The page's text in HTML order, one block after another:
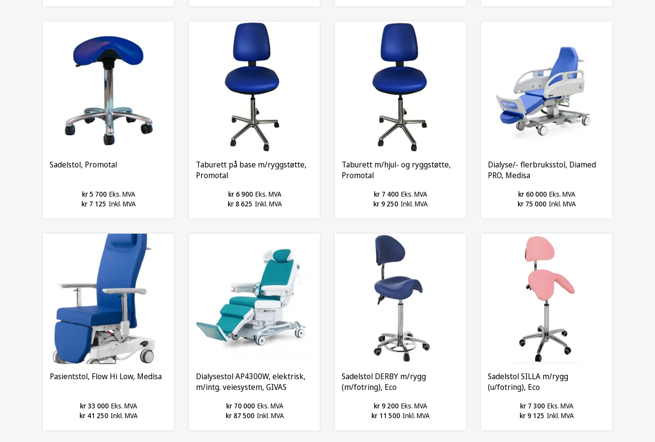
Sadelstol, Promotal
kr 5 700 Eks. MVA
kr 7 125 Inkl. MVA
Taburett på base m/ryggstøtte,
Promotal
kr 6 900 Eks. MVA
kr 8 625 Inkl. MVA
Taburett m/hjul- og ryggstøtte,
Promotal
kr 7 400 Eks. MVA
kr 9 250 Inkl. MVA
Dialyse/- flerbruksstol, Diamed
PRO, Medisa
kr 60 000 Eks. MVA
kr 75 000 Inkl. MVA
Pasientstol, Flow Hi Low, Medisa
kr 33 000 Eks. MVA
kr 41 250 Inkl. MVA
Dialysestol AP4300W, elektrisk,
m/intg. veiesystem, GIVAS
kr 70 000 Eks. MVA
kr 87 500 Inkl. MVA
Sadelstol DERBY m/rygg
(m/fotring), Eco
kr 9 200 Eks. MVA
kr 11 500 Inkl. MVA
Sadelstol SILLA m/rygg
(u/fotring), Eco
kr 7 300 Eks. MVA
kr 9 125 Inkl. MVA